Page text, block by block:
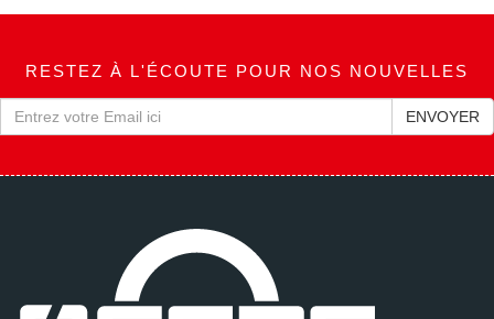
RESTEZ À L'ÉCOUTE POUR NOS NOUVELLES